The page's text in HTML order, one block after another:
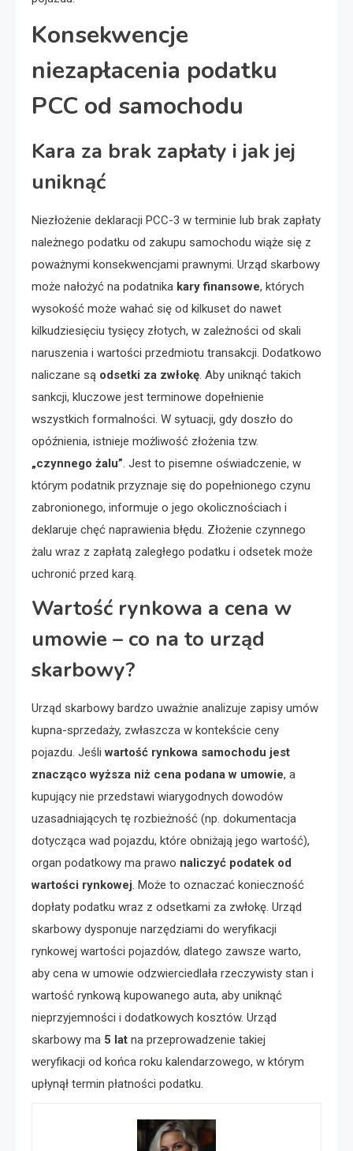
Konsekwencje
niezapłacenia podatku
PCC od samochodu
Kara za brak zapłaty i jak jej
uniknąć
Niezłożenie deklaracji PCC-3 w terminie lub brak zapłaty
należnego podatku od zakupu samochodu wiąże się z
poważnymi konsekwencjami prawnymi. Urząd skarbowy
może nałożyć na podatnika kary finansowe, których
wysokość może wahać się od kilkuset do nawet
kilkudziesięciu tysięcy złotych, w zależności od skali
naruszenia i wartości przedmiotu transakcji. Dodatkowo
naliczane są odsetki za zwłokę. Aby uniknąć takich
sankcji, kluczowe jest terminowe dopełnienie
wszystkich formalności. W sytuacji, gdy doszło do
opóźnienia, istnieje możliwość złożenia tzw.
„czynnego żalu”. Jest to pisemne oświadczenie, w
którym podatnik przyznaje się do popełnionego czynu
zabronionego, informuje o jego okolicznościach i
deklaruje chęć naprawienia błędu. Złożenie czynnego
żalu wraz z zapłatą zaległego podatku i odsetek może
uchronić przed karą.
Wartość rynkowa a cena w
umowie – co na to urząd
skarbowy?
Urząd skarbowy bardzo uważnie analizuje zapisy umów
kupna-sprzedaży, zwłaszcza w kontekście ceny
pojazdu. Jeśliwartość rynkowa samochodu jest
znacząco wyższa niż cena podana w umowie, a
kupujący nie przedstawi wiarygodnych dowodów
uzasadniających tę rozbieżność (np. dokumentacja
dotycząca wad pojazdu, które obniżają jego wartość),
organ podatkowy ma prawo naliczyć podatek od
wartości rynkowej. Może to oznaczać konieczność
dopłaty podatku wraz z odsetkami za zwłokę. Urząd
skarbowy dysponuje narzędziami do weryfikacji
rynkowej wartości pojazdów, dlatego zawsze warto,
aby cena w umowie odzwierciedlała rzeczywisty stan i
wartość rynkową kupowanego auta, aby uniknąć
nieprzyjemności i dodatkowych kosztów. Urząd
skarbowy ma 5 lat na przeprowadzenie takiej
weryfikacji od końca roku kalendarzowego, w którym
upłynął termin płatności podatku.